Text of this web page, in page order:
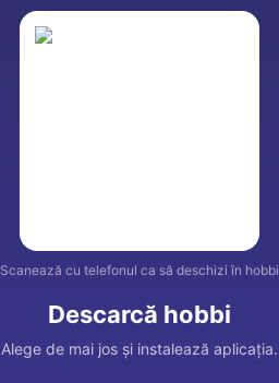
Scanează cu telefonul ca să deschizi în hobbi
Descarcă hobbi
Alege de mai jos și instalează aplicația.